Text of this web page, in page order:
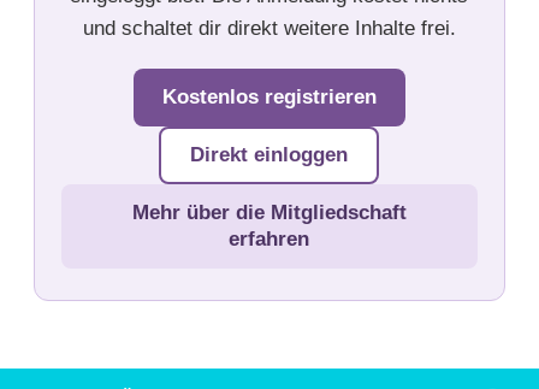
und schaltet dir direkt weitere Inhalte frei.
Kostenlos registrieren
Direkt einloggen
Mehr über die Mitgliedschaft
erfahren